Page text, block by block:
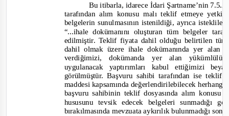
Bu itibarla, idarece İdari Şartname’nin
tarafından alım konusu malı teklif etmeye
belgelerin sunulmasının istenildiği, ayrıca
“...ihale dokümanını oluşturan tüm belgeler
edilmiştir. Teklif fiyata dahil olduğu belirtilen
dahil olmak üzere ihale dokümanında yer
verdiğimizi, dokümanda yer alan
uygulanacak yaptırımları kabul ettiğimizi
görülmüştür. Başvuru sahibi tarafından ise teklif
maddesi kapsamında değerlendirilebilecek
başvuru sahibinin teklif dosyasında alım
hususunu tevsik edecek belgeleri sunmadığı
bırakılmasında mevzuata aykırılık bulunmadığı